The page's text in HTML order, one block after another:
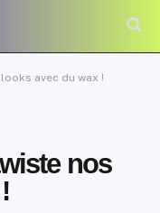
avec du wax !
nos